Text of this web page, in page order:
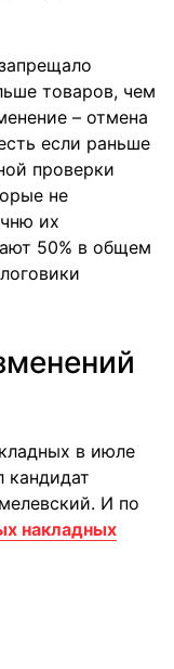
товаров, чем
– отмена
если раньше
проверки
не
их
50% в общем
в июле
кандидат
И по
накладных